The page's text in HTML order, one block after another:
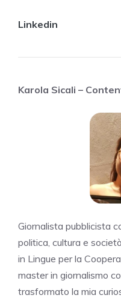
Linkedin
Karola Sicali –
Giornalista pubblicista
politica, cultura e
in Lingue per la
master in giornalismo
trasformato la mia